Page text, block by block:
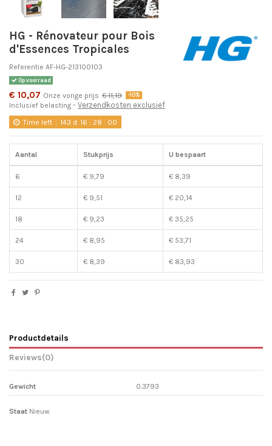
HG - Rénovateur pour Bois
d'Essences Tropicales
Referentie AF-HG-213100103
Op voorraad
€ 10,07 Onze vorige prijs € 11,19 -10%
Inclusief belasting Verzendkosten exclusief
Time left 143 d. 16 : 28 : 00
Aantal Stukprijs U bespaart
6 € 9,79 € 8,39
12 € 9,51 € 20,14
18 € 9,23 € 35,25
24 € 8,95 € 53,71
30 € 8,39 € 83,93
Productdetails
Reviews(0)
Gewicht 0.3793
Staat Nieuw